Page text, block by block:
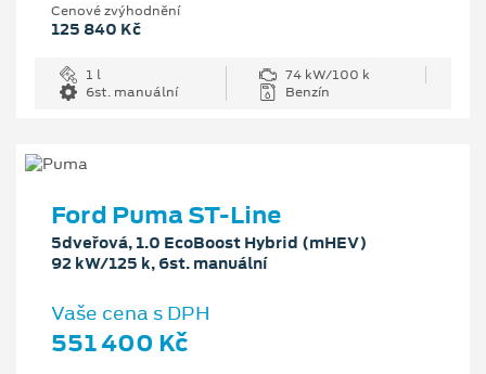
Cenové zvýhodnění
125 840 Kč
1 l
74 kW/100 k
6st. manuální
Benzín
Ford Puma ST-Line
5dveřová, 1.0 EcoBoost Hybrid (mHEV)
92 kW/125 k, 6st. manuální
Vaše cena s DPH
551 400 Kč